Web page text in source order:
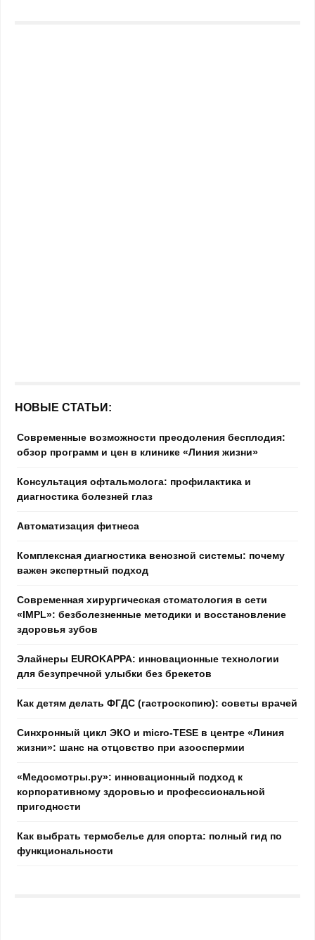
НОВЫЕ СТАТЬИ:
Современные возможности преодоления бесплодия:
обзор программ и цен в клинике «Линия жизни»
Консультация офтальмолога: профилактика и
диагностика болезней глаз
Автоматизация фитнеса
Комплексная диагностика венозной системы: почему
важен экспертный подход
Современная хирургическая стоматология в сети
«IMPL»: безболезненные методики и восстановление
здоровья зубов
Элайнеры EUROKAPPA: инновационные технологии
для безупречной улыбки без брекетов
Как детям делать ФГДС (гастроскопию): советы врачей
Синхронный цикл ЭКО и micro-TESE в центре «Линия
жизни»: шанс на отцовство при азооспермии
«Медосмотры.ру»: инновационный подход к
корпоративному здоровью и профессиональной
пригодности
Как выбрать термобелье для спорта: полный гид по
функциональности